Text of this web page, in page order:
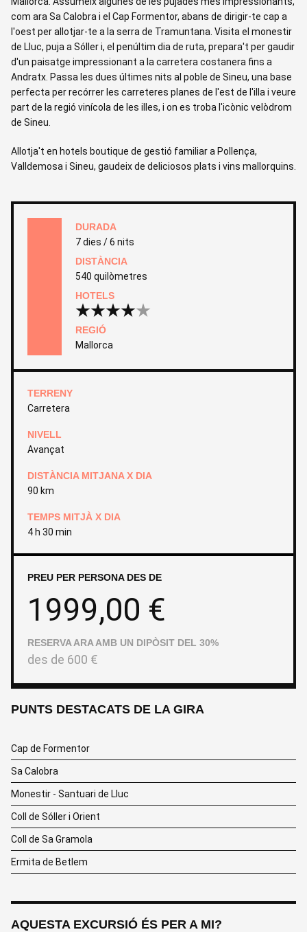
com ara Sa Calobra i el Cap Formentor, abans de dirigir-te cap a
l'oest per allotjar-te a la serra de Tramuntana. Visita el monestir
de Lluc, puja a Sóller i, el penúltim dia de ruta, prepara't per gaudir
d'un paisatge impressionant a la carretera costanera fins a
Andratx. Passa les dues últimes nits al poble de Sineu, una base
perfecta per recórrer les carreteres planes de l'est de l'illa i veure
part de la regió vinícola de les illes, i on es troba l'icònic velòdrom
de Sineu.
Allotja't en hotels boutique de gestió familiar a Pollença,
Valldemosa i Sineu, gaudeix de deliciosos plats i vins mallorquins.
DURADA
7 dies / 6 nits
DISTÀNCIA
540 quilòmetres
HOTELS
REGIÓ
Mallorca
TERRENY
Carretera
NIVELL
Avançat
DISTÀNCIA MITJANA X DIA
90 km
TEMPS MITJÀ X DIA
4 h 30 min
PREU PER PERSONA DES DE
1999,00 €
RESERVA ARA AMB UN DIPÒSIT DEL 30%
des de 600 €
PUNTS DESTACATS DE LA GIRA
Cap de Formentor
Sa Calobra
Monestir - Santuari de Lluc
Coll de Sóller i Orient
Coll de Sa Gramola
Ermita de Betlem
AQUESTA EXCURSIÓ ÉS PER A MI?